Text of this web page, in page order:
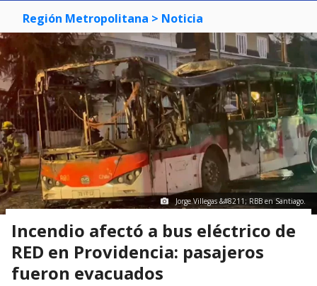
Región Metropolitana > Noticia
Jorge Villegas &#8211; RBB en Santiago.
Incendio afectó a bus eléctrico de
RED en Providencia: pasajeros
fueron evacuados